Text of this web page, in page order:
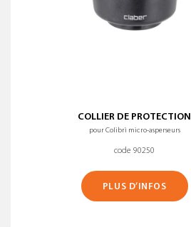
COLLIER DE PROTECTION
pour Colibrì micro-asperseurs
code 90250
PLUS D’INFOS